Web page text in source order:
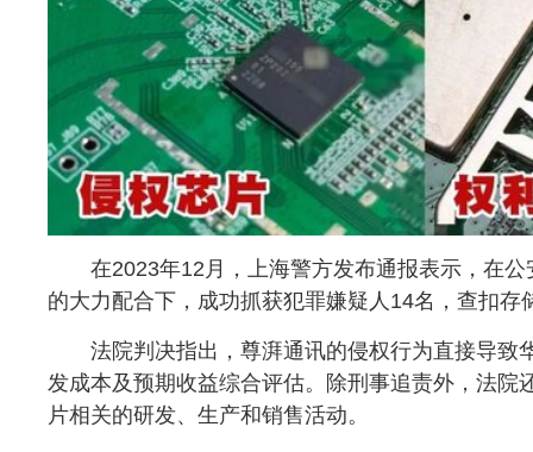
在2023年12月，上海警方发布通报表示，在公
的大力配合下，成功抓获犯罪嫌疑人14名，查扣存
法院判决指出，尊湃通讯的侵权行为直接导致
发成本及预期收益综合评估。除刑事追责外，法院
片相关的研发、生产和销售活动。